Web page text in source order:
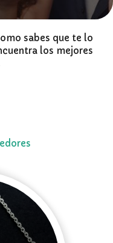
sabes que te lo
los mejores